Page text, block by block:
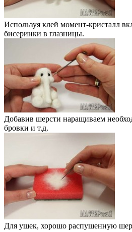
Используя клей момент-кристалл
бисеринки в глазницы.
Добавив шерсти наращиваем
бровки и т.д.
Для ушек, хорошо распушенную